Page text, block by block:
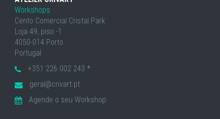
Workshops
Cento Comercial Cristal Park
Loja 49, piso -1
4050-014 Porto
Portugal
+351 226 002 243 *
geral@crivart.pt
Agende o seu Workshop